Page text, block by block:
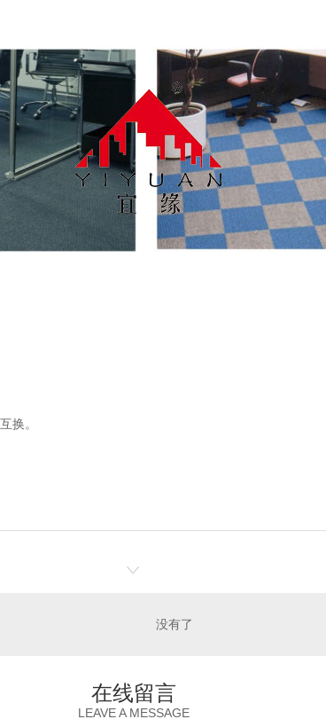
电橡胶板 全钢-PVC防静电地板
换。
没有了
在线留言
LEAVE A MESSAGE